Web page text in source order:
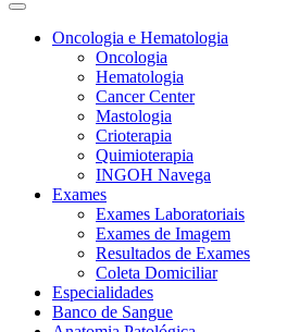
Oncologia e Hematologia
Oncologia
Hematologia
Cancer Center
Mastologia
Crioterapia
Quimioterapia
INGOH Navega
Exames
Exames Laboratoriais
Exames de Imagem
Resultados de Exames
Coleta Domiciliar
Especialidades
Banco de Sangue